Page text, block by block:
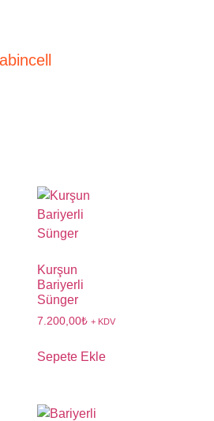
Kurşun
Bariyerli
Sünger
7.200,00₺ + KDV
Sepete Ekle